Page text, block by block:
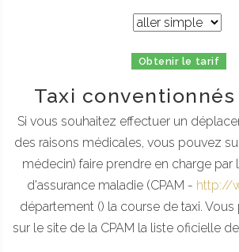
Obtenir le tarif
Taxi conventionnés
Si vous souhaitez effectuer un
des raisons médicales, vous pouvez
médecin) faire prendre en charge par
d'assurance maladie (CPAM - http://
département () la course de taxi.
sur le site de la CPAM la liste oficielle